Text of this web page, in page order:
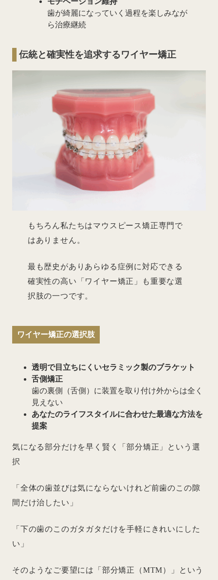
歯が綺麗になっていく過程を楽しみなが
ら治療継続
伝統と確実性を追求するワイヤー矯正
もちろん私たちはマウスピース矯正専門で
はありません。
最も歴史がありあらゆる症例に対応できる
確実性の高い「ワイヤー矯正」も重要な選
択肢の一つです。
ワイヤー矯正の選択肢
透明で目立ちにくいセラミック製のブラケット
舌側矯正
歯の裏側（舌側）に装置を取り付け外からは全く
見えない
あなたのライフスタイルに合わせた最適な方法を
提案
気になる部分だけを早く賢く「部分矯正」という選
択
「全体の歯並びは気にならないけれど前歯のこの隙
間だけ治したい」
「下の歯のこのガタガタだけを手軽にきれいにした
い」
そのようなご要望には「部分矯正（MTM）」という